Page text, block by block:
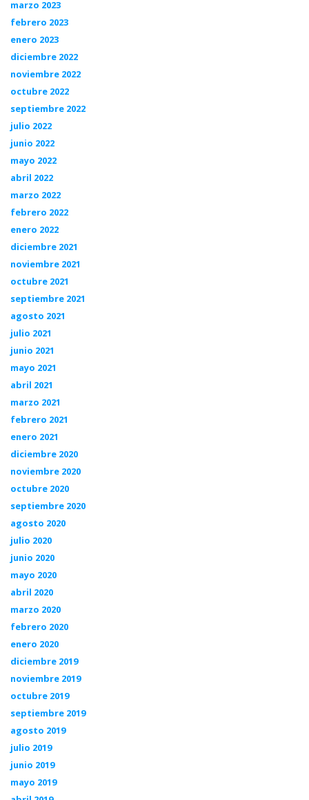
marzo 2023
febrero 2023
enero 2023
diciembre 2022
noviembre 2022
octubre 2022
septiembre 2022
julio 2022
junio 2022
mayo 2022
abril 2022
marzo 2022
febrero 2022
enero 2022
diciembre 2021
noviembre 2021
octubre 2021
septiembre 2021
agosto 2021
julio 2021
junio 2021
mayo 2021
abril 2021
marzo 2021
febrero 2021
enero 2021
diciembre 2020
noviembre 2020
octubre 2020
septiembre 2020
agosto 2020
julio 2020
junio 2020
mayo 2020
abril 2020
marzo 2020
febrero 2020
enero 2020
diciembre 2019
noviembre 2019
octubre 2019
septiembre 2019
agosto 2019
julio 2019
junio 2019
mayo 2019